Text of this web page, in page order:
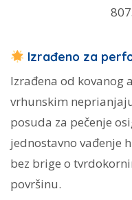
Izrađeno za
Izrađena od kovanog
vrhunskim
posuda za pečenje
jednostavno vađenje
bez brige o
površinu.